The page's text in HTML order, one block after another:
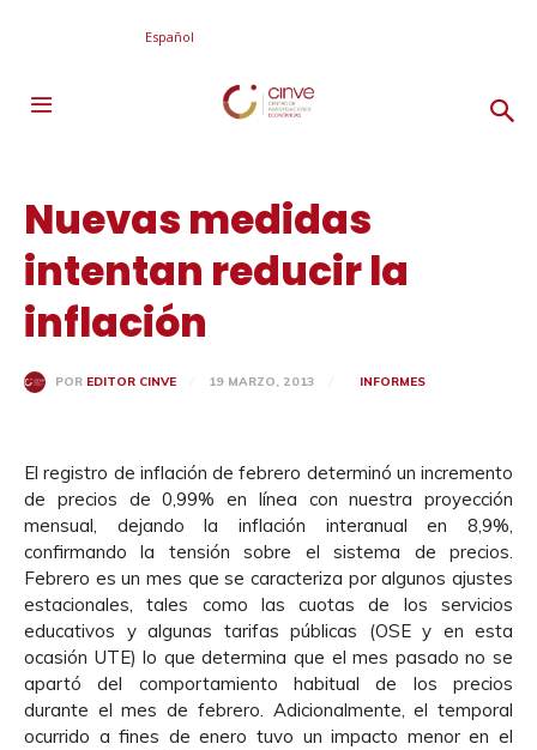
Español
Nuevas medidas
intentan reducir la
inflación
POR EDITOR CINVE 19 MARZO, 2013 INFORMES
El registro de inflación de febrero determinó un incremento
de precios de 0,99% en línea con nuestra proyección
mensual, dejando la inflación interanual en 8,9%,
confirmando la tensión sobre el sistema de precios.
Febrero es un mes que se caracteriza por algunos ajustes
estacionales, tales como las cuotas de los servicios
educativos y algunas tarifas públicas (OSE y en esta
ocasión UTE) lo que determina que el mes pasado no se
apartó del comportamiento habitual de los precios
durante el mes de febrero. Adicionalmente, el temporal
ocurrido a fines de enero tuvo un impacto menor en el